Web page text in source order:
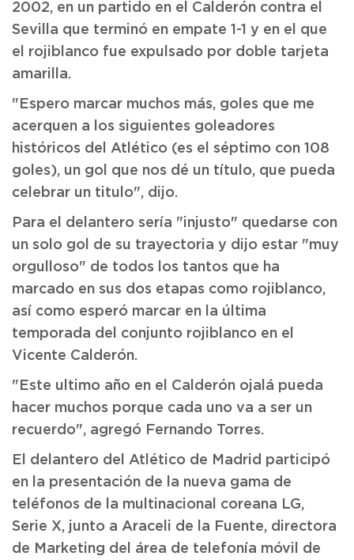
2002, en un partido en el Calderón contra el
Sevilla que terminó en empate 1-1 y en el que
el rojiblanco fue expulsado por doble tarjeta
amarilla.
"Espero marcar muchos más, goles que me
acerquen a los siguientes goleadores
históricos del Atlético (es el séptimo con 108
goles), un gol que nos dé un título, que pueda
celebrar un titulo", dijo.
Para el delantero sería "injusto" quedarse con
un solo gol de su trayectoria y dijo estar "muy
orgulloso" de todos los tantos que ha
marcado en sus dos etapas como rojiblanco,
así como esperó marcar en la última
temporada del conjunto rojiblanco en el
Vicente Calderón.
"Este ultimo año en el Calderón ojalá pueda
hacer muchos porque cada uno va a ser un
recuerdo", agregó Fernando Torres.
El delantero del Atlético de Madrid participó
en la presentación de la nueva gama de
teléfonos de la multinacional coreana LG,
Serie X, junto a Araceli de la Fuente, directora
de Marketing del área de telefonía móvil de